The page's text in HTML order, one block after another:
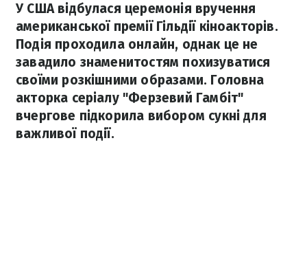
У США відбулася церемонія вручення
американської премії Гільдії кіноакторів.
Подія проходила онлайн, однак це не
завадило знаменитостям похизуватися
своїми розкішними образами. Головна
акторка серіалу "Ферзевий Гамбіт"
вчергове підкорила вибором сукні для
важливої події.